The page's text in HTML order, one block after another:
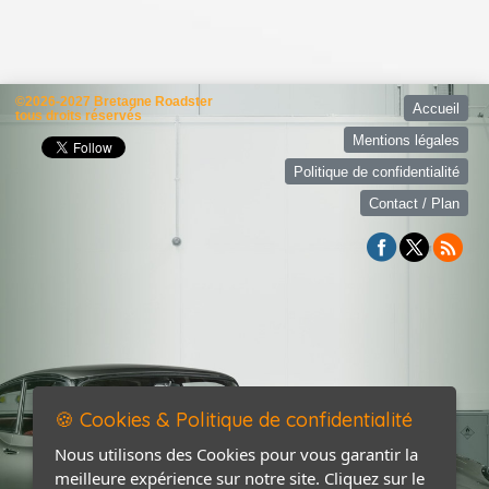
©2026-2027 Bretagne Roadster
tous droits réservés
Accueil
Mentions légales
Politique de confidentialité
Contact / Plan
🍪 Cookies & Politique de confidentialité
Nous utilisons des Cookies pour vous garantir la
meilleure expérience sur notre site. Cliquez sur le